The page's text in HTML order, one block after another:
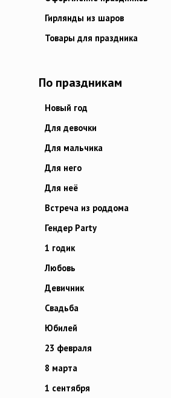
Гирлянды из шаров
Товары для праздника
По праздникам
Новый год
Для девочки
Для мальчика
Для него
Для неё
Встреча из роддома
Гендер Party
1 годик
Любовь
Девичник
Свадьба
Юбилей
23 февраля
8 марта
1 сентября